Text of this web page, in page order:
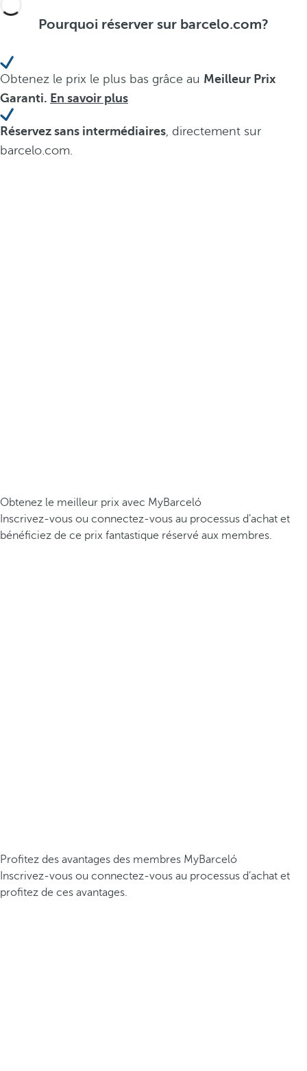
Pourquoi réserver sur barcelo.com?
Obtenez le prix le plus bas grâce au Meilleur Prix
Garanti. En savoir plus
Réservez sans intermédiaires, directement sur
barcelo.com.
Obtenez le meilleur prix avec MyBarceló
Inscrivez-vous ou connectez-vous au processus d’achat et
bénéficiez de ce prix fantastique réservé aux membres.
Profitez des avantages des membres MyBarceló
Inscrivez-vous ou connectez-vous au processus d’achat et
profitez de ces avantages.